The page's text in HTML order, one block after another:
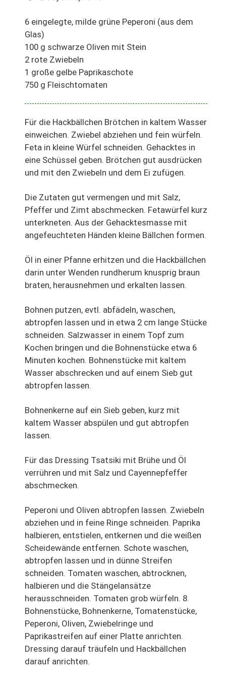
6 eingelegte, milde grüne Peperoni (aus dem
Glas)
100 g schwarze Oliven mit Stein
2 rote Zwiebeln
1 große gelbe Paprikaschote
750 g Fleischtomaten
Für die Hackbällchen Brötchen in kaltem Wasser
einweichen. Zwiebel abziehen und fein würfeln.
Feta in kleine Würfel schneiden. Gehacktes in
eine Schüssel geben. Brötchen gut ausdrücken
und mit den Zwiebeln und dem Ei zufügen.
Die Zutaten gut vermengen und mit Salz,
Pfeffer und Zimt abschmecken. Fetawürfel kurz
unterkneten. Aus der Gehacktesmasse mit
angefeuchteten Händen kleine Bällchen formen.
Öl in einer Pfanne erhitzen und die Hackbällchen
darin unter Wenden rundherum knusprig braun
braten, herausnehmen und erkalten lassen.
Bohnen putzen, evtl. abfädeln, waschen,
abtropfen lassen und in etwa 2 cm lange Stücke
schneiden. Salzwasser in einem Topf zum
Kochen bringen und die Bohnenstücke etwa 6
Minuten kochen. Bohnenstücke mit kaltem
Wasser abschrecken und auf einem Sieb gut
abtropfen lassen.
Bohnenkerne auf ein Sieb geben, kurz mit
kaltem Wasser abspülen und gut abtropfen
lassen.
Für das Dressing Tsatsiki mit Brühe und Öl
verrühren und mit Salz und Cayennepfeffer
abschmecken.
Peperoni und Oliven abtropfen lassen. Zwiebeln
abziehen und in feine Ringe schneiden. Paprika
halbieren, entstielen, entkernen und die weißen
Scheidewände entfernen. Schote waschen,
abtropfen lassen und in dünne Streifen
schneiden. Tomaten waschen, abtrocknen,
halbieren und die Stängelansätze
herausschneiden. Tomaten grob würfeln. 8.
Bohnenstücke, Bohnenkerne, Tomatenstücke,
Peperoni, Oliven, Zwiebelringe und
Paprikastreifen auf einer Platte anrichten.
Dressing darauf träufeln und Hackbällchen
darauf anrichten.